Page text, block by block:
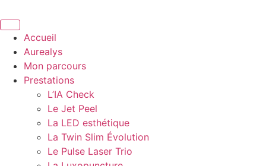
au
contenuAccueil
Aurealys
Mon parcours
Prestations
L’IA Check
Le Jet Peel
La LED esthétique
La Twin Slim Évolution
Le Pulse Laser Trio